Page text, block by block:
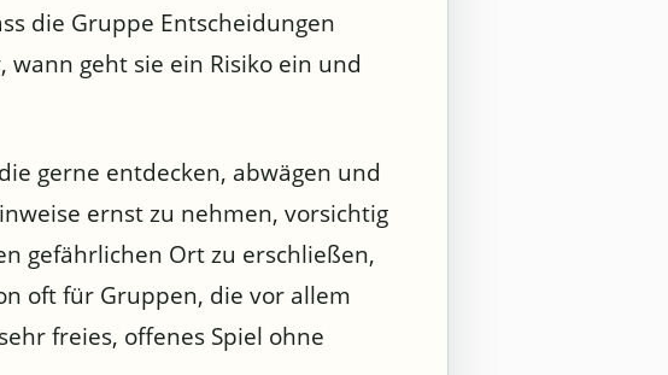
die Gruppe Entscheidungen
geht sie ein Risiko ein und
gerne entdecken, abwägen und
ernst zu nehmen, vorsichtig
gefährlichen Ort zu erschließen,
oft für Gruppen, die vor allem
freies, offenes Spiel ohne